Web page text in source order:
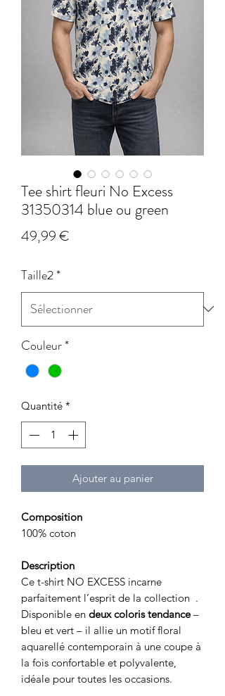
Tee shirt fleuri No Excess
31350314 blue ou green
49,99 €
Taille2*
Couleur*
Quantité *
Ajouter au panier
Composition
100% coton
Description
Ce t-shirt NO EXCESS incarne
parfaitement l’esprit de la collection .
Disponible en deux coloris tendance–
bleu et vert – il allie un motif floral
aquarellé contemporain à une coupe à
la fois confortable et polyvalente,
idéale pour toutes les occasions.